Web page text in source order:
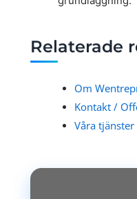
Relaterade
Om
Kontakt /
Våra tjänster